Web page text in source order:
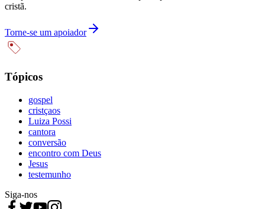
cristã.
Torne-se um apoiador
Tópicos
gospel
cristçaos
Luiza Possi
cantora
conversão
encontro com Deus
Jesus
testemunho
Siga-nos